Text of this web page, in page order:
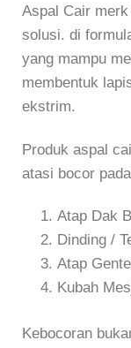
Aspal Cair
solusi. di
yang mampu
membentuk
ekstrim.
Produk aspal
atasi bocor
Atap Dak
Dinding /
Atap
Kubah
Kebocoran